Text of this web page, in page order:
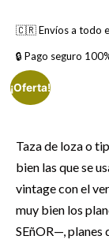
¡Oferta!
Taza de loza o
bien las que se
vintage con el
muy bien los
SEñOR—, planes
🇨🇷 Envíos a todo el
🔒 Pago seguro